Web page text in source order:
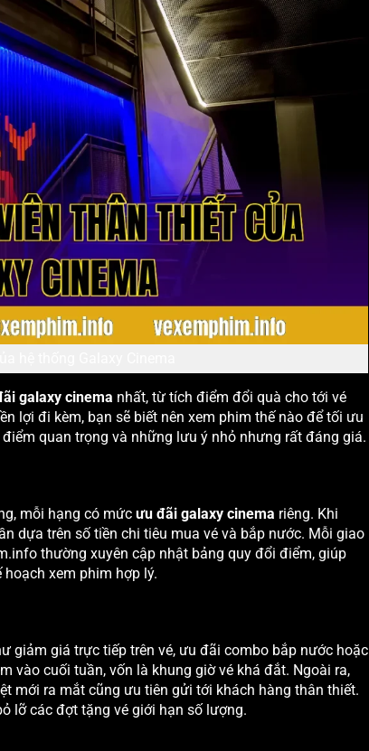
galaxy cinema nhất, từ tích điểm đổi quà cho tới vé
lợi đi kèm, bạn sẽ biết nên xem phim thế nào để tối ưu
quan trọng và những lưu ý nhỏ nhưng rất đáng giá.
mỗi hạng có mức ưu đãi galaxy cinema riêng. Khi
dựa trên số tiền chi tiêu mua vé và bắp nước. Mỗi giao
thường xuyên cập nhật bảng quy đổi điểm, giúp
xem phim hợp lý.
giảm giá trực tiếp trên vé, ưu đãi combo bắp nước hoặc
vào cuối tuần, vốn là khung giờ vé khá đắt. Ngoài ra,
mới ra mắt cũng ưu tiên gửi tới khách hàng thân thiết.
lỡ các đợt tặng vé giới hạn số lượng.